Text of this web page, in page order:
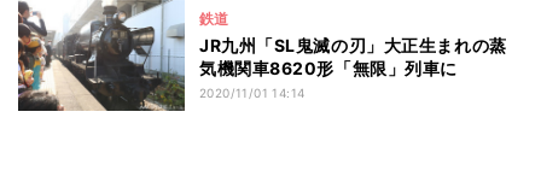
鉄道
JR九州「SL鬼滅の刃」大正生まれの蒸
気機関車8620形「無限」列車に
2020/11/01 14:14